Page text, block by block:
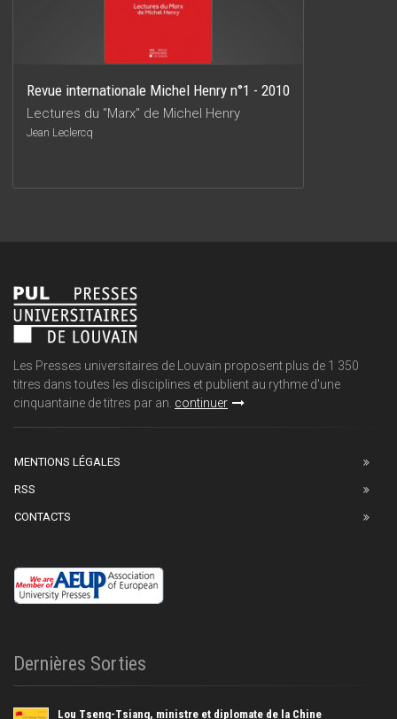
Revue internationale Michel Henry n°1 - 2010
Lectures du "Marx" de Michel Henry
Jean Leclercq
Les Presses universitaires de Louvain proposent plus de 1 350
titres dans toutes les disciplines et publient au rythme d'une
cinquantaine de titres par an. continuer
MENTIONS LÉGALES
RSS
CONTACTS
Dernières Sorties
Lou Tseng-Tsiang, ministre et diplomate de la Chine